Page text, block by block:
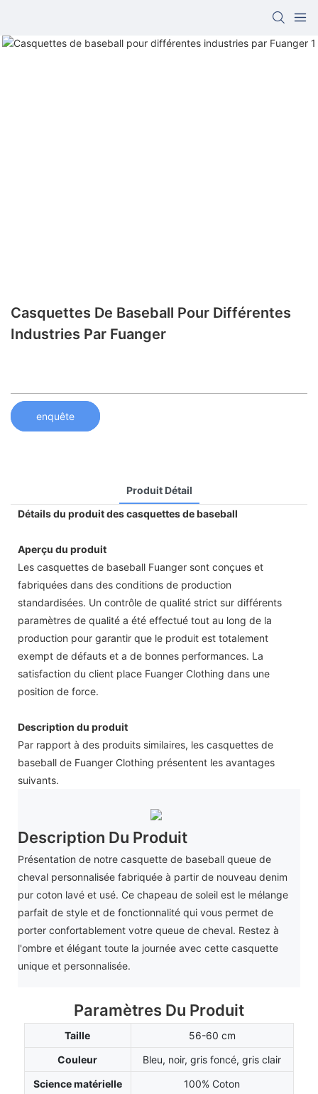
Casquettes De Baseball Pour Différentes
Industries Par Fuanger
enquête
Produit Détail
Détails du produit des casquettes de baseball
Aperçu du produit
Les casquettes de baseball Fuanger sont conçues et
fabriquées dans des conditions de production
standardisées. Un contrôle de qualité strict sur différents
paramètres de qualité a été effectué tout au long de la
production pour garantir que le produit est totalement
exempt de défauts et a de bonnes performances. La
satisfaction du client place Fuanger Clothing dans une
position de force.
Description du produit
Par rapport à des produits similaires, les casquettes de
baseball de Fuanger Clothing présentent les avantages
suivants.
Description Du Produit
Présentation de notre casquette de baseball queue de
cheval personnalisée fabriquée à partir de nouveau denim
pur coton lavé et usé. Ce chapeau de soleil est le mélange
parfait de style et de fonctionnalité qui vous permet de
porter confortablement votre queue de cheval. Restez à
l'ombre et élégant toute la journée avec cette casquette
unique et personnalisée.
Paramètres Du Produit
Taille
56-60 cm
Couleur
Bleu, noir, gris foncé, gris clair
Science matérielle
100% Coton